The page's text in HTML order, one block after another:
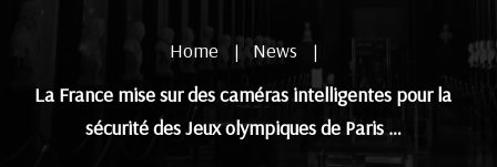
Home | News |
La France mise sur des caméras intelligentes pour la
sécurité des Jeux olympiques de Paris …